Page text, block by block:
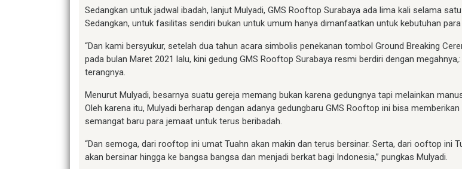
Sedangkan untuk jadwal ibadah, lanjut Mulyadi, GMS Rooftop Surabaya ada lima kali selama
Sedangkan, untuk fasilitas sendiri bukan untuk umum hanya dimanfaatkan untuk kebutuhan
“Dan kami bersyukur, setelah dua tahun acara simbolis penekanan tombol Ground Breaking
pada bulan Maret 2021 lalu, kini gedung GMS Rooftop Surabaya resmi berdiri dengan megahnya,:
terangnya.
Menurut Mulyadi, besarnya suatu gereja memang bukan karena gedungnya tapi melainkan
Oleh karena itu, Mulyadi berharap dengan adanya gedungbaru GMS Rooftop ini bisa memberikan
semangat baru para jemaat untuk terus beribadah.
“Dan semoga, dari rooftop ini umat Tuahn akan makin dan terus bersinar. Serta, dari ooftop ini
akan bersinar hingga ke bangsa bangsa dan menjadi berkat bagi Indonesia,” pungkas Mulyadi.